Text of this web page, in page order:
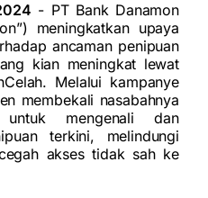
- PT Bank Danamon
meningkatkan upaya
ancaman penipuan
kian meningkat lewat
Melalui kampanye
membekali nasabahnya
untuk mengenali dan
terkini, melindungi
akses tidak sah ke